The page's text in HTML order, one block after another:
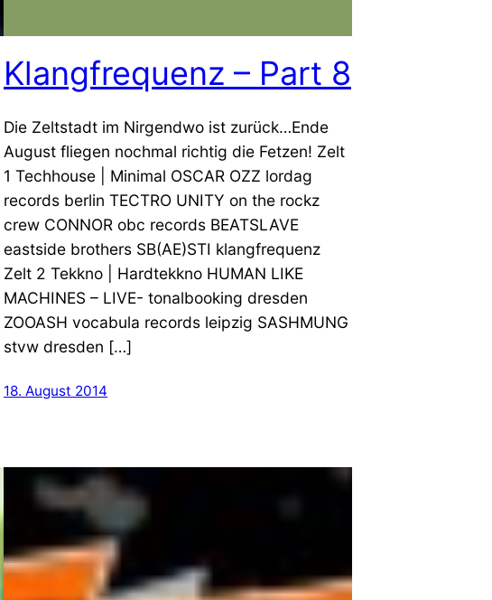
Klangfrequenz – Part 8
Die Zeltstadt im Nirgendwo ist zurück…Ende
August fliegen nochmal richtig die Fetzen! Zelt
1 Techhouse | Minimal OSCAR OZZ lordag
records berlin TECTRO UNITY on the rockz
crew CONNOR obc records BEATSLAVE
eastside brothers SB(AE)STI klangfrequenz
Zelt 2 Tekkno | Hardtekkno HUMAN LIKE
MACHINES – LIVE- tonalbooking dresden
ZOOASH vocabula records leipzig SASHMUNG
stvw dresden […]
18. August 2014